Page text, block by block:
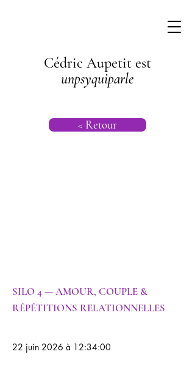
Cédric Aupetit est
unpsyquiparle
< Retour
SILO 4 — AMOUR, COUPLE &
RÉPÉTITIONS RELATIONNELLES
22 juin 2026 à 12:34:00